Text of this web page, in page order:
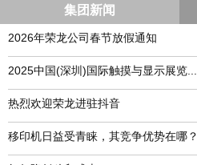
集团新闻
2026年荣龙公司春节放假通知
​2025中国(深圳)国际触摸与显示展览...
热烈欢迎荣龙进驻抖音
移印机日益受青睐，其竞争优势在哪？